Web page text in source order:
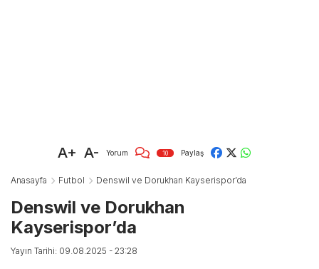
A+ A- Yorum 10 Paylaş
Anasayfa Futbol Denswil ve Dorukhan Kayserispor’da
Denswil ve Dorukhan
Kayserispor’da
Yayın Tarihi: 09.08.2025 - 23:28